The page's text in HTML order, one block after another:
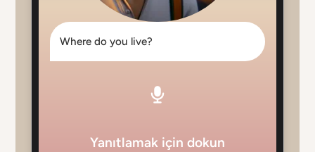
Where do you live?
Yanıtlamak için dokun